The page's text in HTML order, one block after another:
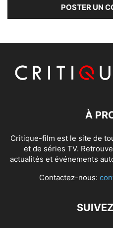
À
Critique-film est le site de
et de séries TV.
actualités et événements
Contactez-nous: